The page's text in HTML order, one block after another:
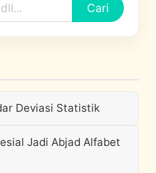
Cari
Deviasi Statistik
Jadi Abjad Alfabet